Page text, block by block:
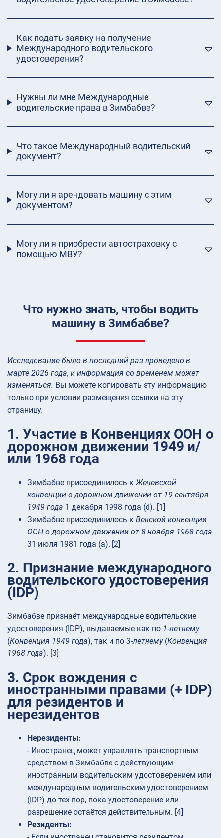
Как подать заявку на получение
Международного водительского
удостоверения?
Нужны ли мне Международные
водительские права в Зимбабве?
Что такое Международный водительский
документ?
Могу ли я арендовать машину с этим
документом?
Могу ли я приобрести автостраховку с
помощью МВУ?
Что нужно знать, чтобы водить
машину в Зимбабве?
Исследование было в последний раз проведено в
марте 2026 года, и информация со временем может
изменяться. Вы можете копировать эту информацию
только при условии размещения ссылки на эту
страницу.
1. Участие в Конвенциях ООН о
дорожном движении 1949 и/
или 1968 года
Зимбабве присоединилось кЖеневской
конвенции о дорожном движении от 19 сентября
1949 года 1 декабря 1998 года (d). [1]
Зимбабве присоединилось к Венской конвенции
ООН о дорожном движении от 8 ноября 1968 года
31 июля 1981 года (a). [2]
2. Признание международного
водительского удостоверения
(IDP)
Зимбабве признаёт международные водительские
удостоверения (IDP), выдаваемые как по 1-летнему
(Конвенция 1949 года), так и по 3-летнему(Конвенция
1968 года). [3]
3. Срок вождения с
иностранными правами (+ IDP)
для резидентов и
нерезидентов
Нерезиденты:
- Иностранец может управлять транспортным
средством в Зимбабве с действующим
иностранным водительским удостоверением или
международным водительским удостоверением
(IDP) до тех пор, пока удостоверение или
разрешение остаётся действительным. [4]
Резиденты: